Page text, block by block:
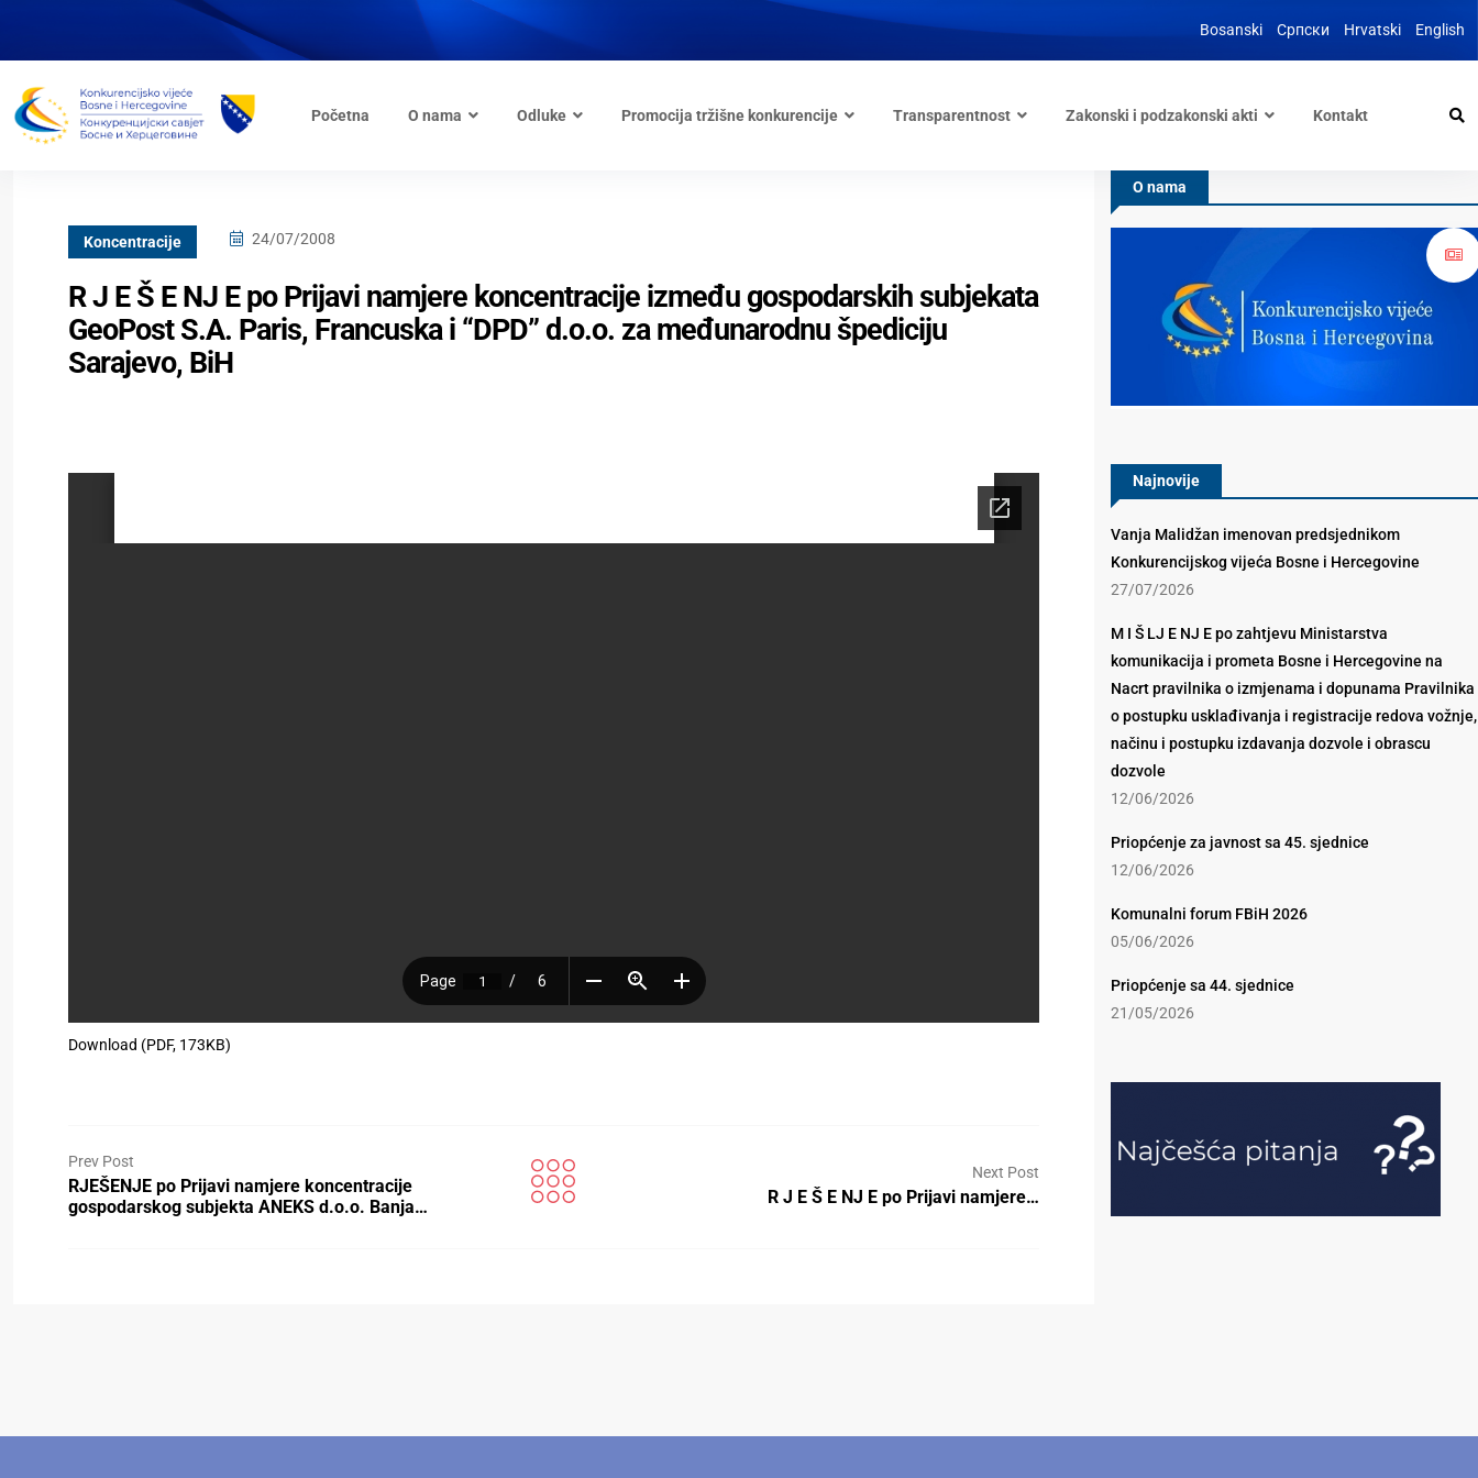
Bosanski Српски Hrvatski English
Početna O nama Odluke Promocija tržišne konkurencije Transparentnost Zakonski i podzakonski akti Kontakt
Koncentracije 24/07/2008
R J E Š E NJ E po Prijavi namjere koncentracije između gospodarskih subjekata
GeoPost S.A. Paris, Francuska i “DPD” d.o.o. za međunarodnu špediciju
Sarajevo, BiH
Download (PDF, 173KB)
Prev Post
RJEŠENJE po Prijavi namjere koncentracije
gospodarskog subjekta ANEKS d.o.o. Banja…
Next Post
R J E Š E NJ E po Prijavi namjere…
O nama
Najnovije
Vanja Malidžan imenovan predsjednikom
Konkurencijskog vijeća Bosne i Hercegovine
27/07/2026
M I Š LJ E NJ E po zahtjevu Ministarstva
komunikacija i prometa Bosne i Hercegovine na
Nacrt pravilnika o izmjenama i dopunama Pravilnika
o postupku usklađivanja i registracije redova vožnje,
načinu i postupku izdavanja dozvole i obrascu
dozvole
12/06/2026
Priopćenje za javnost sa 45. sjednice
12/06/2026
Komunalni forum FBiH 2026
05/06/2026
Priopćenje sa 44. sjednice
21/05/2026